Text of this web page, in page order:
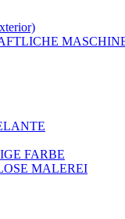
FARBE
MALEREI